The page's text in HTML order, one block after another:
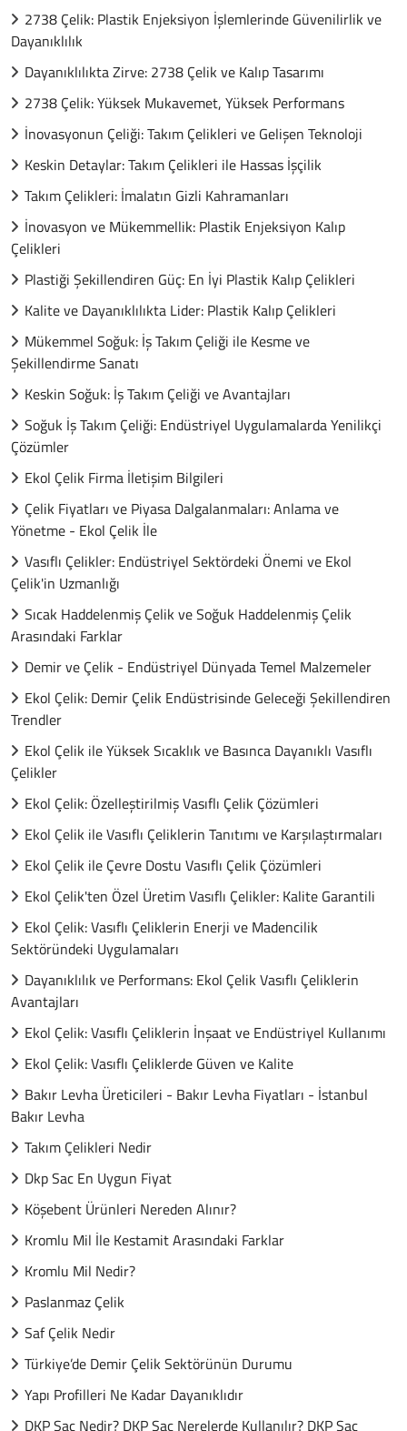
2738 Çelik: Plastik Enjeksiyon İşlemlerinde Güvenilirlik ve
Dayanıklılık
Dayanıklılıkta Zirve: 2738 Çelik ve Kalıp Tasarımı
2738 Çelik: Yüksek Mukavemet, Yüksek Performans
İnovasyonun Çeliği: Takım Çelikleri ve Gelişen Teknoloji
Keskin Detaylar: Takım Çelikleri ile Hassas İşçilik
Takım Çelikleri: İmalatın Gizli Kahramanları
İnovasyon ve Mükemmellik: Plastik Enjeksiyon Kalıp
Çelikleri
Plastiği Şekillendiren Güç: En İyi Plastik Kalıp Çelikleri
Kalite ve Dayanıklılıkta Lider: Plastik Kalıp Çelikleri
Mükemmel Soğuk: İş Takım Çeliği ile Kesme ve
Şekillendirme Sanatı
Keskin Soğuk: İş Takım Çeliği ve Avantajları
Soğuk İş Takım Çeliği: Endüstriyel Uygulamalarda Yenilikçi
Çözümler
Ekol Çelik Firma İletişim Bilgileri
Çelik Fiyatları ve Piyasa Dalgalanmaları: Anlama ve
Yönetme - Ekol Çelik İle
Vasıflı Çelikler: Endüstriyel Sektördeki Önemi ve Ekol
Çelik'in Uzmanlığı
Sıcak Haddelenmiş Çelik ve Soğuk Haddelenmiş Çelik
Arasındaki Farklar
Demir ve Çelik - Endüstriyel Dünyada Temel Malzemeler
Ekol Çelik: Demir Çelik Endüstrisinde Geleceği Şekillendiren
Trendler
Ekol Çelik ile Yüksek Sıcaklık ve Basınca Dayanıklı Vasıflı
Çelikler
Ekol Çelik: Özelleştirilmiş Vasıflı Çelik Çözümleri
Ekol Çelik ile Vasıflı Çeliklerin Tanıtımı ve Karşılaştırmaları
Ekol Çelik ile Çevre Dostu Vasıflı Çelik Çözümleri
Ekol Çelik'ten Özel Üretim Vasıflı Çelikler: Kalite Garantili
Ekol Çelik: Vasıflı Çeliklerin Enerji ve Madencilik
Sektöründeki Uygulamaları
Dayanıklılık ve Performans: Ekol Çelik Vasıflı Çeliklerin
Avantajları
Ekol Çelik: Vasıflı Çeliklerin İnşaat ve Endüstriyel Kullanımı
Ekol Çelik: Vasıflı Çeliklerde Güven ve Kalite
Bakır Levha Üreticileri - Bakır Levha Fiyatları - İstanbul
Bakır Levha
Takım Çelikleri Nedir
Dkp Sac En Uygun Fiyat
Köşebent Ürünleri Nereden Alınır?
Kromlu Mil İle Kestamit Arasındaki Farklar
Kromlu Mil Nedir?
Paslanmaz Çelik
Saf Çelik Nedir
Türkiye’de Demir Çelik Sektörünün Durumu
Yapı Profilleri Ne Kadar Dayanıklıdır
DKP Sac Nedir? DKP Saç Nerelerde Kullanılır? DKP Saç